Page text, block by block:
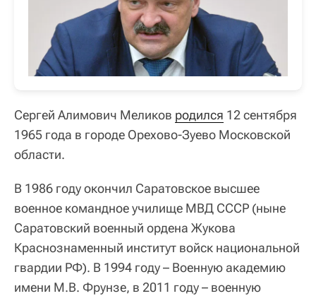
Сергей Алимович Меликов родился 12 сентября
1965 года в городе Орехово-Зуево Московской
области.
В 1986 году окончил Саратовское высшее
военное командное училище МВД СССР (ныне
Саратовский военный ордена Жукова
Краснознаменный институт войск национальной
гвардии РФ). В 1994 году – Военную академию
имени М.В. Фрунзе, в 2011 году – военную